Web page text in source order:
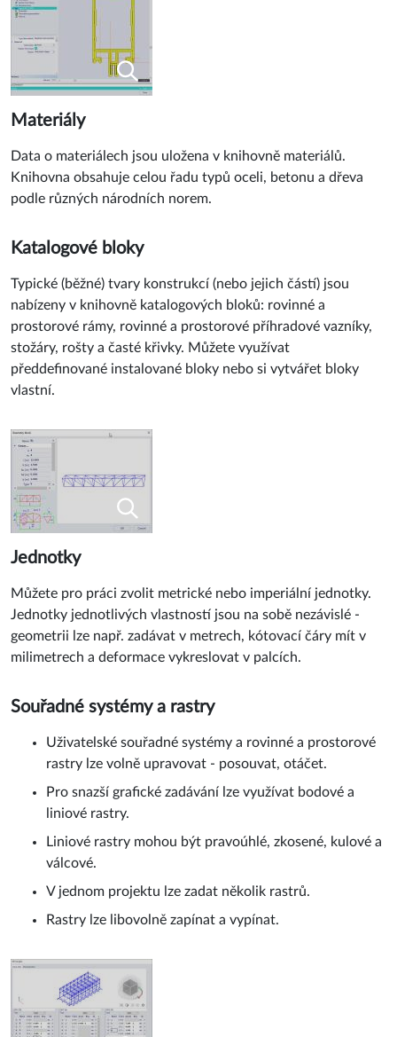
Materiály
Data o materiálech jsou uložena v knihovně materiálů.
Knihovna obsahuje celou řadu typů oceli, betonu a dřeva
podle různých národních norem.
Katalogové bloky
Typické (běžné) tvary konstrukcí (nebo jejich částí) jsou
nabízeny v knihovně katalogových bloků: rovinné a
prostorové rámy, rovinné a prostorové příhradové vazníky,
stožáry, rošty a časté křivky. Můžete využívat
předdefinované instalované bloky nebo si vytvářet bloky
vlastní.
Jednotky
Můžete pro práci zvolit metrické nebo imperiální jednotky.
Jednotky jednotlivých vlastností jsou na sobě nezávislé -
geometrii lze např. zadávat v metrech, kótovací čáry mít v
milimetrech a deformace vykreslovat v palcích.
Souřadné systémy a rastry
Uživatelské souřadné systémy a rovinné a prostorové
rastry lze volně upravovat - posouvat, otáčet.
Pro snazší grafické zadávání lze využívat bodové a
liniové rastry.
Liniové rastry mohou být pravoúhlé, zkosené, kulové a
válcové.
V jednom projektu lze zadat několik rastrů.
Rastry lze libovolně zapínat a vypínat.